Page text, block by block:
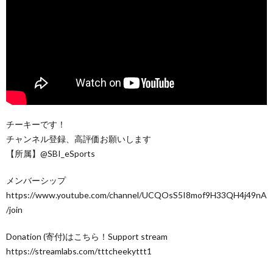
チーキーです！
チャンネル登録、高評価お願いします
【所属】@SBI_eSports
メンバーシップ
https://www.youtube.com/channel/UCQOsS5I8mof9H33QH4j49nA
/join
Donation (寄付)はこちら！Support stream
https://streamlabs.com/tttcheekyttt1